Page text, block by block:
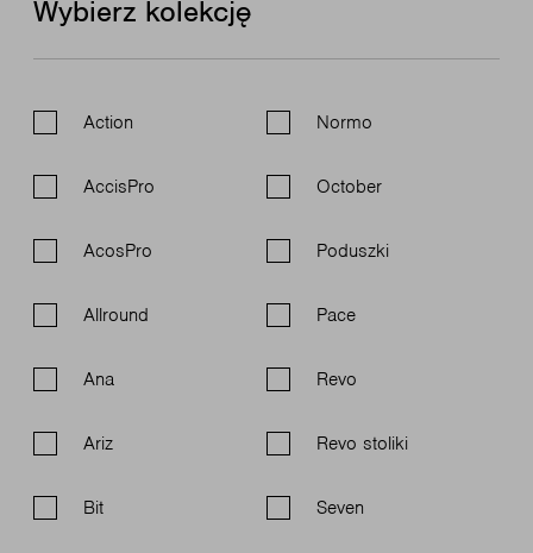
Wybierz kolekcję
Action
AccisPro
AcosPro
Allround
Ana
Ariz
Bit
Normo
October
Poduszki
Pace
Revo
Revo stoliki
Seven